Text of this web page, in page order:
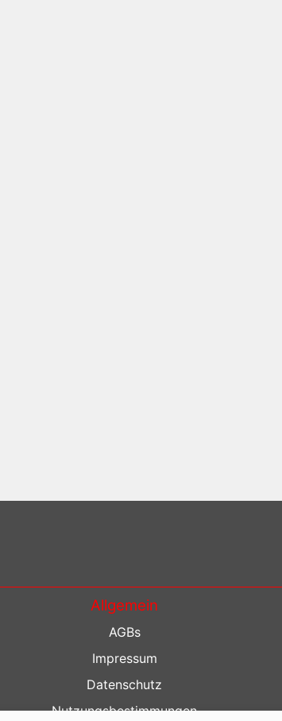
Allgemein
AGBs
Impressum
Datenschutz
Nutzungsbestimmungen